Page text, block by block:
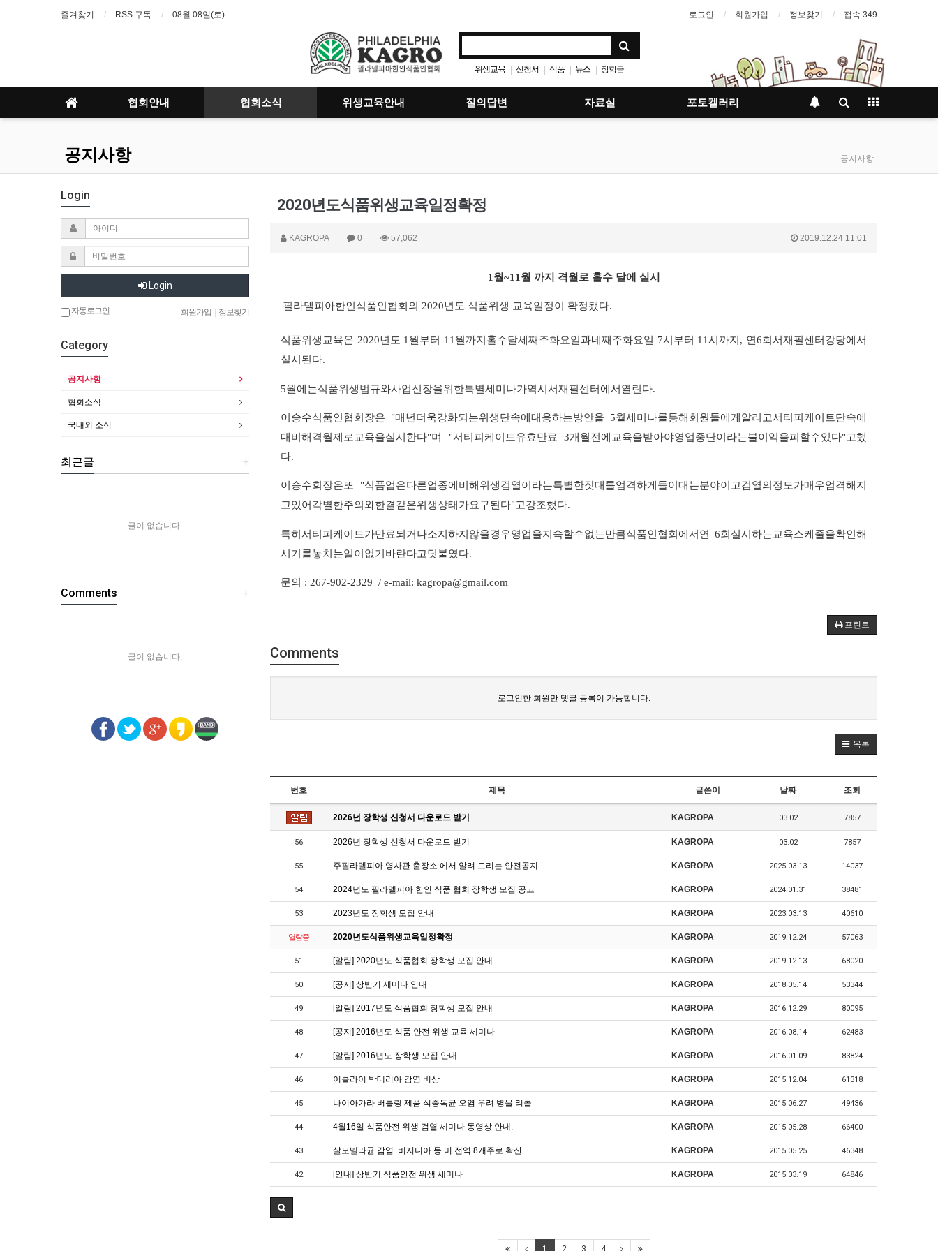
즐겨찾기 RSS 구독 08월 08일(토) 로그인 회원가입 정보찾기 접속 349
위생교육 | 신청서 | 식품 | 뉴스 | 장학금
협회안내 협회소식 위생교육안내 질의답변 자료실 포토켈러리
공지사항 공지사항
2020년도식품위생교육일정확정
KAGROPA 0 57,062 2019.12.24 11:01
1월~11 월 까지 격월로 홀수 달에 실시
필라델피아한인식품인협회의 2020년도 식품위생 교육일정이 확정됐다.
식품위생교육은 2020년도 1월부터 11월까지 홀수달세째 주화요일과네째 주화요일 7시부터 11시까지 , 연6회서재필센터 강당에서
실시된다.
5월에는식품위생법규와사업신장을위한특별세미나가역시 서재필센터에서 열린다.
이승수식품인협회장은 "매년 더욱강화되는위생단속에 대응하는방안을 5월세미나를통해 회원들에게 알리고서티피케이트단속에
대비해 격월제로 교육을실시한다"며 "서티피케이트유효만료 3개월전에 교육을받아야영업중단이라는불이익을피할수있다"고했
다.
이승수회장은또 "식품업은다른업종에 비해 위생검열이라는특별한잣대를엄격하게 들이대는분야이고검열의 정도가매우엄격해지
고있어 각별한주의와한결같은위생상태가요구된다"고강조했다.
특히 서티피케이트가만료되거나소지하지 않을경우영업을지속할수없는만큼식품인협회에서 연 6회 실시하는교육스케줄을확인해
시기를놓치는일이 없기 바란다고덧붙였다.
문의 : 267-902-2329 / e-mail: kagropa@gmail.com
프린트
Comments
로그인한 회원만 댓글 등록이 가능합니다.
목록
번호 제목 글쓴이 날짜 조회
2026년 장학생 신청서 다운로드 받기 KAGROPA 03.02 7857
56 2026년 장학생 신청서 다운로드 받기 KAGROPA 03.02 7857
55 주필라델피아 영사관 출장소 에서 알려 드리는 안전공지 KAGROPA 2025.03.13 14037
54 2024년도 필라델피아 한인 식품 협회 장학생 모집 공고 KAGROPA 2024.01.31 38481
53 2023년도 장학생 모집 안내 KAGROPA 2023.03.13 40610
열람중 2020년도식품위생교육일정확정 KAGROPA 2019.12.24 57063
51 [알림] 2020년도 식품협회 장학생 모집 안내 KAGROPA 2019.12.13 68020
50 [공지] 상반기 세미나 안내 KAGROPA 2018.05.14 53344
49 [알림] 2017년도 식품협회 장학생 모집 안내 KAGROPA 2016.12.29 80095
48 [공지] 2016년도 식품 안전 위생 교육 세미나 KAGROPA 2016.08.14 62483
47 [알림] 2016년도 장학생 모집 안내 KAGROPA 2016.01.09 83824
46 이콜라이 박테리아’감염 비상 KAGROPA 2015.12.04 61318
45 나이아가라 버틀링 제품 식중독균 오염 우려 병물 리콜 KAGROPA 2015.06.27 49436
44 4월16일 식품안전 위생 검열 세미나 동영상 안내. KAGROPA 2015.05.28 66400
43 살모넬라균 감염..버지니아 등 미 전역 8개주로 확산 KAGROPA 2015.05.25 46348
42 [안내] 상반기 식품안전 위생 세미나 KAGROPA 2015.03.19 64846
Login
Login
자동로그인 회원가입 정보찾기
Category
공지사항
협회소식
국내외 소식
+
최근글
글이 없습니다.
+
Comments
글이 없습니다.